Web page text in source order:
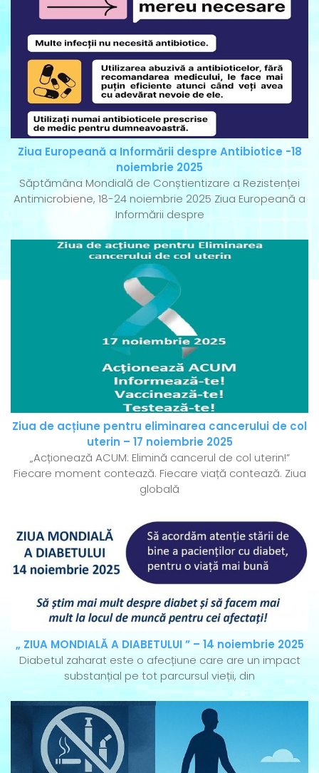
Ziua Europeană a Informării despre Antibiotice -18
noiembrie 2025
Săptămâna Mondială de Conștientizare a Rezistenței
Antimicrobiene, 18-24 noiembrie 2025 Ziua Europeană a
Informării despre
Ziua de acțiune pentru eliminarea cancerului de col
uterin – 17 noiembrie 2025
„Acționează ACUM: Elimină cancerul de col uterin!”
Fiecare moment contează. Fiecare viață contează. Ziua
globală
„ ZIUA MONDIALĂ A DIABETULUI ” – 14 noiembrie 2025
Diabetul zaharat este o afecțiune care are un impact
substanțial pe tot parcursul vieții, din